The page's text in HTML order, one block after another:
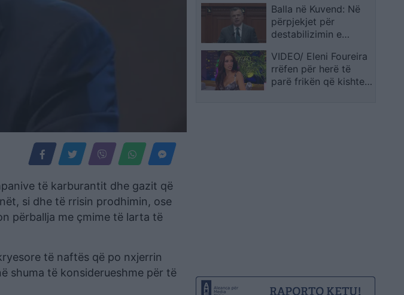
të karburantit dhe gazit që
si dhe të rrisin prodhimin, ose
përballja me çmime të larta të
të naftës që po nxjerrin
shuma të konsiderueshme për të
të heqin gardhin
metalik: Kjo është
rruga jonë!
Balla në Kuvend: Në
përpjekjet për
destabilizimin e
përfshirë edhe
Kremlini, PD mungoi
nga frika e vezëve
VIDEO/ Eleni Foureira
rrëfen për herë të
parë frikën që kishte